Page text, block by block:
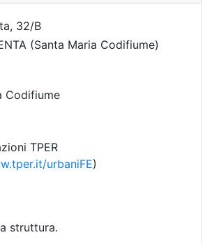
32/B
(Santa Maria Codifiume)
Codifiume
TPER
urbaniFE)
struttura.